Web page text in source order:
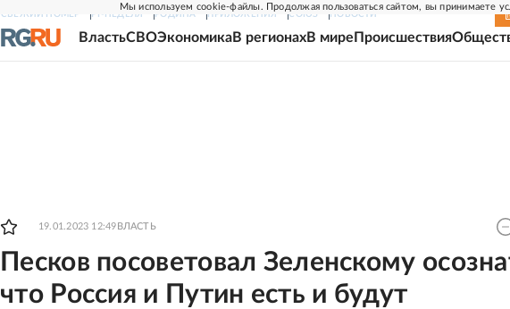
Мы используем cookie-файлы. Продолжая пользоваться сайтом, вы принимаете
СВЕЖИЙ НОМЕР РГ-НЕДЕЛЯ РОДИНА ПРИЛОЖЕНИЯ СОЮЗ НОВОСТИ
ВластьСВОЭкономикаВ регионахВ мире Происшествия
19.01.2023 12:49 ВЛАСТЬ
Песков посоветовал Зеленскому
что Россия и Путин есть и будут